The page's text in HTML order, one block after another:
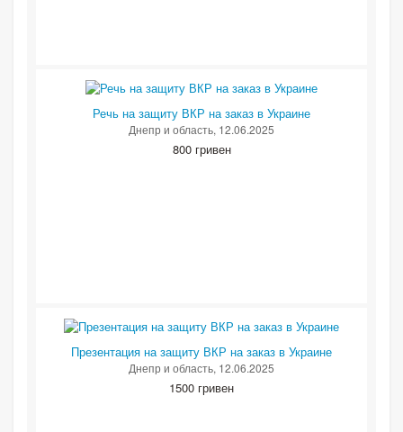
Речь на защиту ВКР на заказ в Украине
Днепр и область, 12.06.2025
800 гривен
Презентация на защиту ВКР на заказ в Украине
Днепр и область, 12.06.2025
1500 гривен